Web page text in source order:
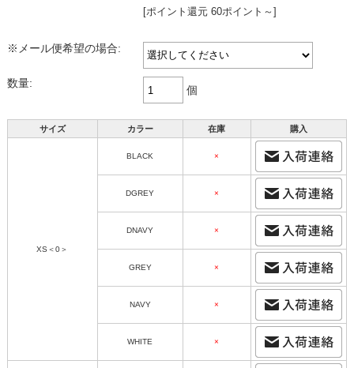
[ポイント還元 60ポイント～]
※メール便希望の場合:
数量:
個
サイズ カラー 在庫 購入
XS＜0＞
BLACK ×
DGREY ×
DNAVY ×
GREY ×
NAVY ×
WHITE ×